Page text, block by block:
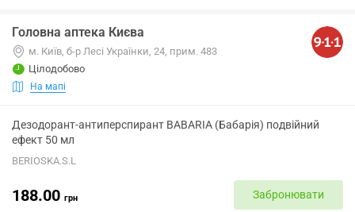
Головна аптека Києва
м. Київ, б-р Лесі Українки, 24, прим. 483
Цілодобово
На мапі
Дезодорант-антиперспирант BABARIA (Бабарія) подвійний
ефект 50 мл
BERIOSKA.S.L
188.00 грн Забронювати